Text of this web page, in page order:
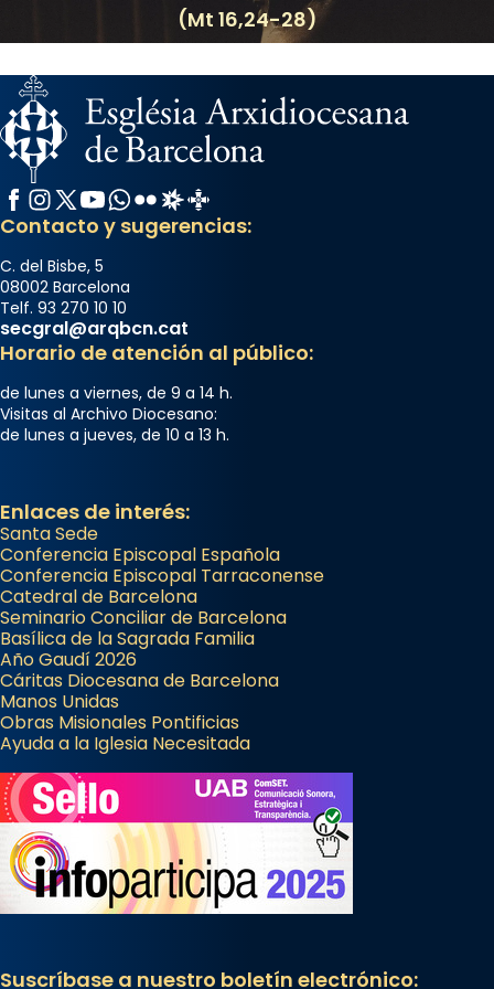
Share
Arquebisbat de Barcelona
2 weeks ago
Memòria de les santes Juliana i
Semproniana, verges i màrtirs.
Acompanyant la història de sant Cugat, a
partir de l’Edat Mitjana sorgeix la tradició
que les santes Juliana (“relatiu a Júlia”) i
Semproniana (“relatiu a Semprònia =
eterna”) són deixebles seves. I l’any 1667, el
frare Joan Gaspar Roig, afirma en una obra
que les santes són filles de l’antiga Iluro.
Mataró en reivindicarà les relíq
...Ver más
Share
(Mt 16,24-28)
Facebook
Instagram
X / Twitter
YouTube
WhatsApp
FlickrRadio Estel
Catalunya Cristiana
Contacto y sugerencias:
C. del Bisbe, 5
08002 Barcelona
Telf. 93 270 10 10
secgral@arqbcn.cat
Horario de atención al público:
de lunes a viernes, de 9 a 14 h.
Visitas al Archivo Diocesano:
de lunes a jueves, de 10 a 13 h.
Enlaces de interés:
Santa Sede
Conferencia Episcopal Española
Conferencia Episcopal Tarraconense
Catedral de Barcelona
Seminario Conciliar de Barcelona
Basílica de la Sagrada Familia
Año Gaudí 2026
Cáritas Diocesana de Barcelona
Manos Unidas
Obras Misionales Pontificias
Ayuda a la Iglesia Necesitada
Suscríbase a nuestro boletín electrónico: